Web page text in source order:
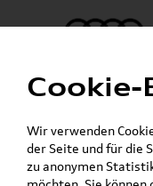
Menü
24h-Pannenhilfe:+49
Gerade geschlossen
Verkauf:
Mo. - Fr. 08:00
Wir verwenden
der Seite und für die
zu anonymen